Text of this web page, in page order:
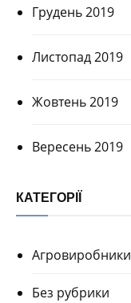
Грудень 2019
Листопад 2019
Жовтень 2019
Вересень 2019
КАТЕГОРІЇ
Агровиробники
Без рубрики